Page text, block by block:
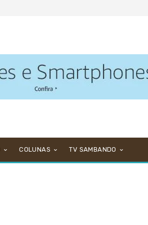
COLUNAS TV SAMBANDO